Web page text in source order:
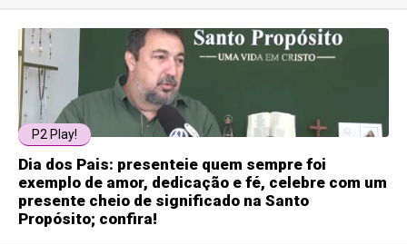
P2 Play!
Dia dos Pais: presenteie quem sempre foi
exemplo de amor, dedicação e fé, celebre com um
presente cheio de significado na Santo
Propósito; confira!